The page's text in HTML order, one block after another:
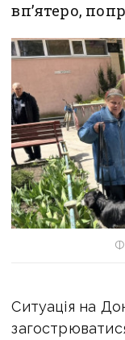
вп’ятеро,
Ситуація на